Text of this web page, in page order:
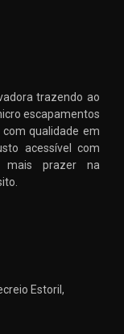
trazendo ao
escapamentos
qualidade em
acessível com
mais prazer na
Estoril,